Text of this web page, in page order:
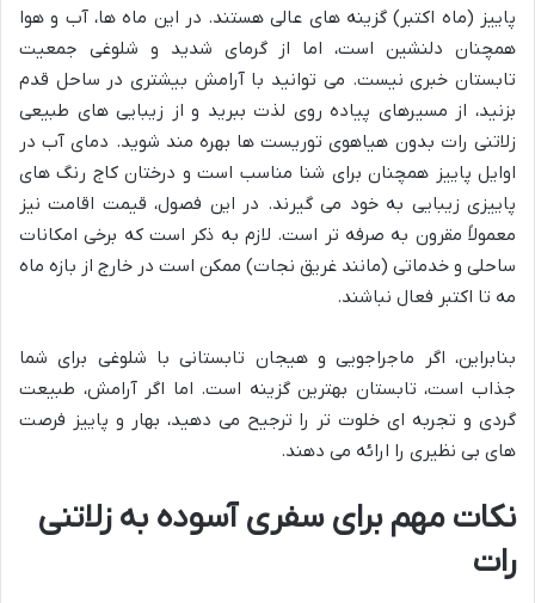
پاییز (ماه اکتبر) گزینه های عالی هستند. در این ماه ها، آب و هوا
همچنان دلنشین است، اما از گرمای شدید و شلوغی جمعیت
تابستان خبری نیست. می توانید با آرامش بیشتری در ساحل قدم
بزنید، از مسیرهای پیاده روی لذت ببرید و از زیبایی های طبیعی
زلاتنی رات بدون هیاهوی توریست ها بهره مند شوید. دمای آب در
اوایل پاییز همچنان برای شنا مناسب است و درختان کاج رنگ های
پاییزی زیبایی به خود می گیرند. در این فصول، قیمت اقامت نیز
معمولاً مقرون به صرفه تر است. لازم به ذکر است که برخی امکانات
ساحلی و خدماتی (مانند غریق نجات) ممکن است در خارج از بازه ماه
مه تا اکتبر فعال نباشند.
بنابراین، اگر ماجراجویی و هیجان تابستانی با شلوغی برای شما
جذاب است، تابستان بهترین گزینه است. اما اگر آرامش، طبیعت
گردی و تجربه ای خلوت تر را ترجیح می دهید، بهار و پاییز فرصت
های بی نظیری را ارائه می دهند.
نکات مهم برای سفری آسوده به زلاتنی
رات